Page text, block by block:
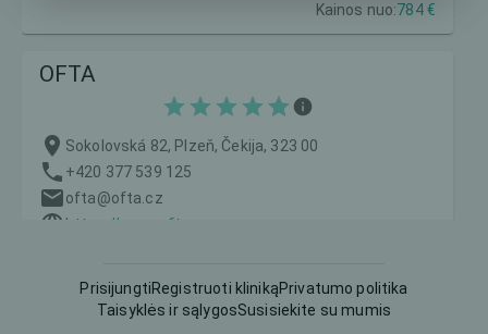
Kainos nuo:784 €
OFTA
Sokolovská 82, Plzeň, Čekija, 323 00
+420 377 539 125
ofta@ofta.cz
https://www.ofta.cz
Gemini EYE CLINIC
PrisijungtiRegistruoti klinikąPrivatumo politika
Taisyklės ir sąlygosSusisiekite su mumis